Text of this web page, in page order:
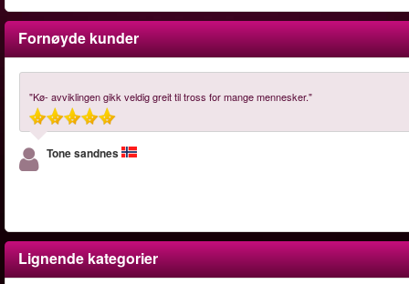
Fornøyde kunder
"Kø- avviklingen gikk veldig greit til tross for mange mennesker."
Tone sandnes
Lignende kategorier